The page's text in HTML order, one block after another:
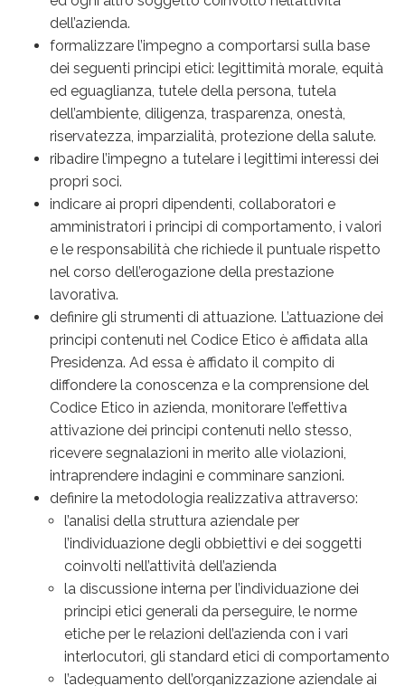
dell’azienda.
formalizzare l’impegno a comportarsi sulla base
dei seguenti principi etici: legittimità morale, equità
ed eguaglianza, tutele della persona, tutela
dell’ambiente, diligenza, trasparenza, onestà,
riservatezza, imparzialità, protezione della salute.
ribadire l’impegno a tutelare i legittimi interessi dei
propri soci.
indicare ai propri dipendenti, collaboratori e
amministratori i principi di comportamento, i valori
e le responsabilità che richiede il puntuale rispetto
nel corso dell’erogazione della prestazione
lavorativa.
definire gli strumenti di attuazione. L’attuazione dei
principi contenuti nel Codice Etico è affidata alla
Presidenza. Ad essa è affidato il compito di
diffondere la conoscenza e la comprensione del
Codice Etico in azienda, monitorare l’effettiva
attivazione dei principi contenuti nello stesso,
ricevere segnalazioni in merito alle violazioni,
intraprendere indagini e comminare sanzioni.
definire la metodologia realizzativa attraverso:
l’analisi della struttura aziendale per
l’individuazione degli obbiettivi e dei soggetti
coinvolti nell’attività dell’azienda
la discussione interna per l’individuazione dei
principi etici generali da perseguire, le norme
etiche per le relazioni dell’azienda con i vari
interlocutori, gli standard etici di comportamento
l’adeguamento dell’organizzazione aziendale ai